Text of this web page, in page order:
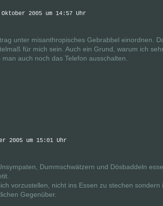
2005 um 14:57 Uhr
unter misanthropisches Gebrabbel einordnen.
für mich sein. Auch ein Grund, warum ich
auch noch das Telefon ausschalten.
2005 um 15:01 Uhr
Dummschwätzern und Dösbaddeln
vorzustellen, nicht ins Essen zu stechen sondern
Gegenüber.